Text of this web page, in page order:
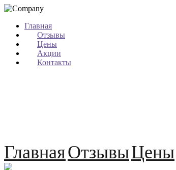
Главная
Отзывы
Цены
Акции
Контакты
ГлавнаяОтзывыЦены